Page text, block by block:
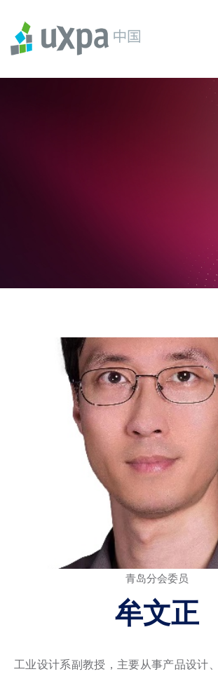
青岛分会委员
牟文正
工业设计系副教授，主要从事产品设计